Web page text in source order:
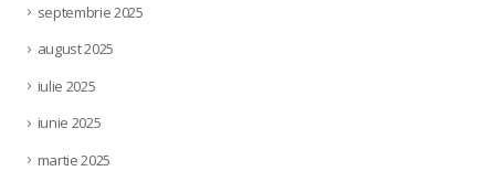
septembrie 2025
august 2025
iulie 2025
iunie 2025
martie 2025